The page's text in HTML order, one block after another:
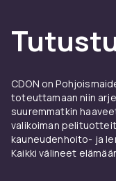
CDON on
toteuttamaan niin
suuremmatkin
valikoiman
kauneudenhoito- ja
Kaikki välineet